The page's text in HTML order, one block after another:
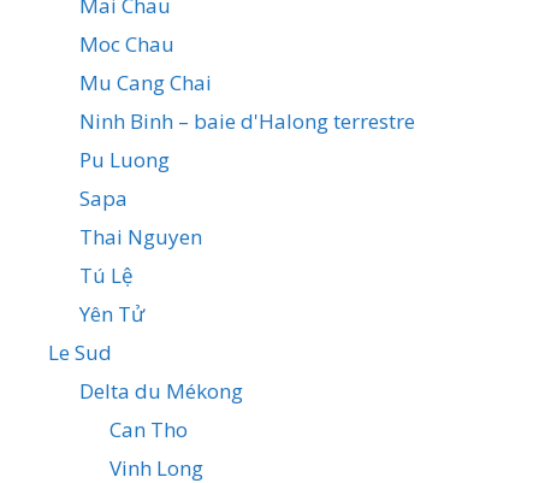
Moc Chau
Mu Cang Chai
Ninh Binh – baie d'Halong terrestre
Pu Luong
Sapa
Thai Nguyen
Tú Lệ
Yên Tử
Le Sud
Delta du Mékong
Can Tho
Vinh Long